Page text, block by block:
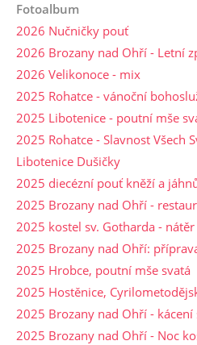
Fotoalbum
2026 Nučničky pouť
2026 Brozany nad Ohří - Letní
2026 Velikonoce - mix
2025 Rohatce - vánoční
2025 Libotenice - poutní mše
2025 Rohatce - Slavnost Všech
Libotenice Dušičky
2025 diecézní pouť kněží a
2025 Brozany nad Ohří -
2025 kostel sv. Gotharda -
2025 Brozany nad Ohří:
2025 Hrobce, poutní mše svatá
2025 Hostěnice,
2025 Brozany nad Ohří -
2025 Brozany nad Ohří - Noc